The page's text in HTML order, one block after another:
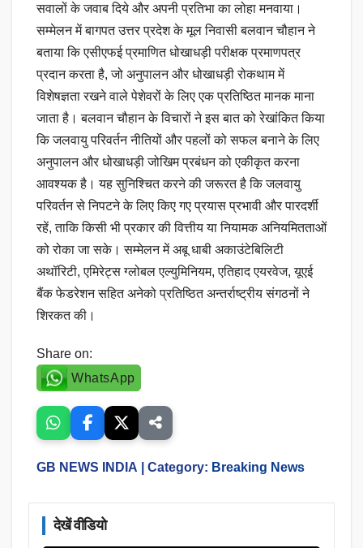
सवालों के जवाब दिये और अपनी प्रतिभा का लोहा मनवाया।
सम्मेलन में बागपत उत्तर प्रदेश के मूल निवासी बलवान चौहान ने
बताया कि एसीएफई प्रमाणित धोखाधड़ी परीक्षक प्रमाणपत्र
प्रदान करता है, जो अनुपालन और धोखाधड़ी रोकथाम में
विशेषज्ञता रखने वाले पेशेवरों के लिए एक प्रतिष्ठित मानक माना
जाता है। बलवान चौहान के विचारों ने इस बात को रेखांकित किया
कि जलवायु परिवर्तन नीतियों और पहलों को सफल बनाने के लिए
अनुपालन और धोखाधड़ी जोखिम प्रबंधन को एकीकृत करना
आवश्यक है। यह सुनिश्चित करने की जरूरत है कि जलवायु
परिवर्तन से निपटने के लिए किए गए प्रयास प्रभावी और पारदर्शी
रहें, ताकि किसी भी प्रकार की वित्तीय या नियामक अनियमितताओं
को रोका जा सके। सम्मेलन में अबू धाबी अकाउंटेबिलिटी
अथॉरिटी, एमिरेट्स ग्लोबल एल्युमिनियम, एतिहाद एयरवेज, यूएई
बैंक फेडरेशन सहित अनेको प्रतिष्ठित अन्तर्राष्ट्रीय संगठनों ने
शिरकत की।
Share on:
WhatsApp
GB NEWS INDIA | Category: Breaking News
देखें वीडियो